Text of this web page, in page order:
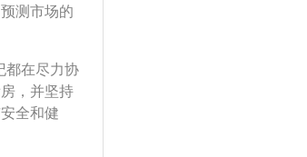
测市场的
都在尽力协
，并坚持
全和健